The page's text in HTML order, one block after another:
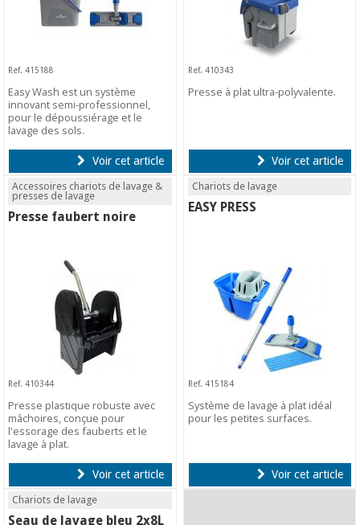
Ref. 415188
Easy Wash est un système
innovant semi-professionnel,
pour le dépoussiérage et le
lavage des sols.
Voir cet article
Ref. 410343
Presse à plat ultra-polyvalente.
Voir cet article
Accessoires chariots de lavage &
presses de lavage
Presse faubert noire
Ref. 410344
Presse plastique robuste avec
mâchoires, conçue pour
l'essorage des fauberts et le
lavage à plat.
Voir cet article
Chariots de lavage
EASY PRESS
Ref. 415184
Système de lavage à plat idéal
pour les petites surfaces.
Voir cet article
Chariots de lavage
Seau de lavage bleu 2x8L